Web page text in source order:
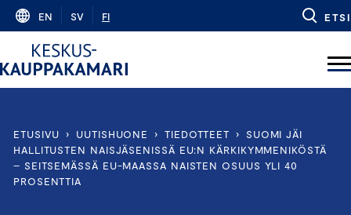
Skip
content
EN SV FI ETSI
ETUSIVU › UUTISHUONE › TIEDOTTEET ›
SUOMI JÄI
HALLITUSTEN NAISJÄSENISSÄ EU:N KÄRKIKYMMENIKÖSTÄ
– SEITSEMÄSSÄ EU-MAASSA NAISTEN OSUUS YLI 40
PROSENTTIA